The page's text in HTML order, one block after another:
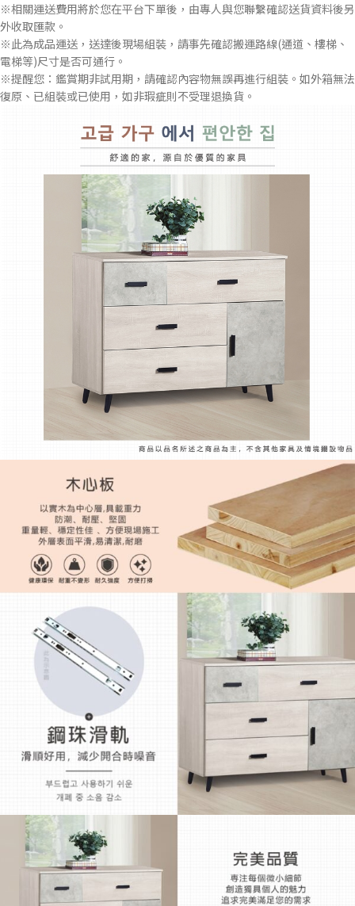
※相關運送費用將於您在平台下單後，由專人與您聯繫確認送貨資料後另
外收取匯款。
※此為成品運送，送達後現場組裝，請事先確認搬運路線(通道、樓梯、
電梯等)尺寸是否可通行。
※提醒您：鑑賞期非試用期，請確認內容物無誤再進行組裝。如外箱無法
復原、已組裝或已使用，如非瑕疵則不受理退換貨。